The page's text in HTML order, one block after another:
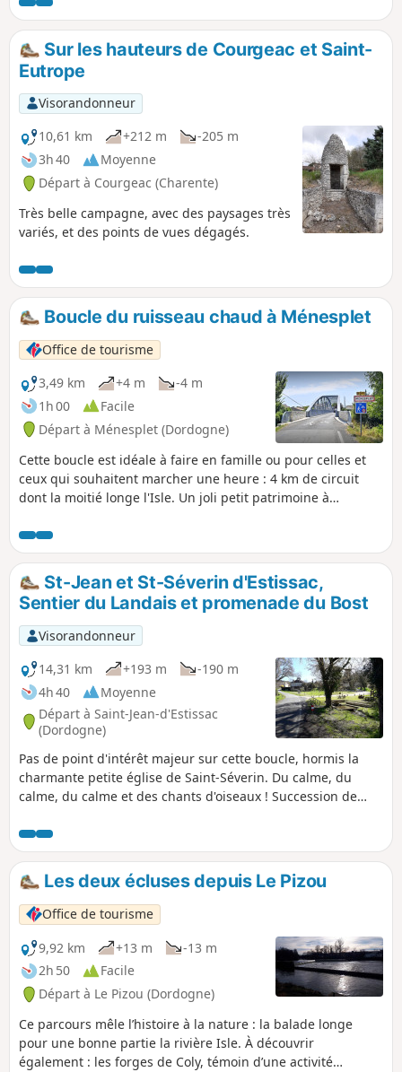
bovins, des prairies et des bois.
Sur les hauteurs de Courgeac et Saint-
Eutrope
Visorandonneur
10,61 km
+212 m
-205 m
3h 40
Moyenne
Départ à Courgeac (Charente)
Très belle campagne, avec des paysages très
variés, et des points de vues dégagés.
Boucle du ruisseau chaud à Ménesplet
Office de tourisme
3,49 km
+4 m
-4 m
1h 00
Facile
Départ à Ménesplet (Dordogne)
Cette boucle est idéale à faire en famille ou pour celles et
ceux qui souhaitent marcher une heure : 4 km de circuit
dont la moitié longe l'Isle. Un joli petit patrimoine à
St-Jean et St-Séverin d'Estissac,
Sentier du Landais et promenade du Bost
Visorandonneur
14,31 km
+193 m
-190 m
4h 40
Moyenne
Départ à Saint-Jean-d'Estissac
(Dordogne)
Pas de point d'intérêt majeur sur cette boucle, hormis la
charmante petite église de Saint-Séverin. Du calme, du
calme, du calme et des chants d'oiseaux ! Succession de
une large première partie. La portion finale entre les deux
villages est plus variée. Possibilité de raccourcir le circuit.
Les deux écluses depuis Le Pizou
Office de tourisme
9,92 km
+13 m
-13 m
2h 50
Facile
Départ à Le Pizou (Dordogne)
Ce parcours mêle l’histoire à la nature : la balade longe
pour une bonne partie la rivière Isle. À découvrir
également : les forges de Coly, témoin d’une activité